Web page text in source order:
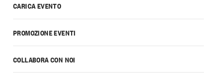
CARICA EVENTO
PROMOZIONE EVENTI
COLLABORA CON NOI